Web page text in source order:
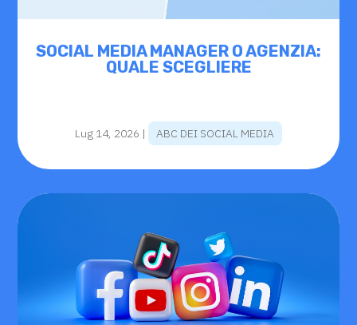
SOCIAL MEDIA MANAGER O AGENZIA:
QUALE SCEGLIERE
Lug 14, 2026 | ABC DEI SOCIAL MEDIA